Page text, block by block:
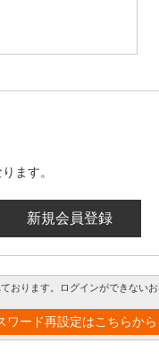
ます。
おります。ログインができない
ワード再設定はこちらから